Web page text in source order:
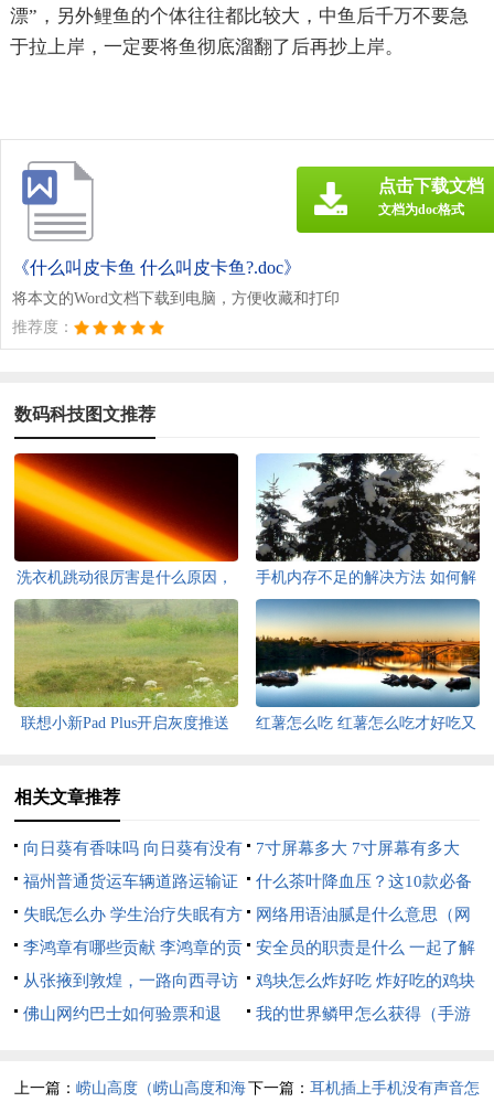
漂”，另外鲤鱼的个体往往都比较大，中鱼后千万不要急
于拉上岸，一定要将鱼彻底溜翻了后再抄上岸。
《什么叫皮卡鱼 什么叫皮卡鱼?.doc》
将本文的Word文档下载到电脑，方便收藏和打印
推荐度：
点击下载文档
文档为doc格式
数码科技图文推荐
洗衣机跳动很厉害是什么原因，
洗衣机跳动很厉害是什么原因呢
手机内存不足的解决方法 如何解
决手机内存不足
联想小新Pad Plus开启灰度推送
红薯怎么吃 红薯怎么吃才好吃又
相关文章推荐
向日葵有香味吗 向日葵有没有
香味呢
7寸屏幕多大 7寸屏幕有多大
福州普通货运车辆道路运输证
年审指南
什么茶叶降血压？这10款必备
什么茶叶降血压?这10款必备药
材
失眠怎么办 学生治疗失眠有方
法
网络用语油腻是什么意思（网
络用语油腻腻的意思）
李鸿章有哪些贡献 李鸿章的贡
献有什么
安全员的职责是什么 一起了解
一下
从张掖到敦煌，一路向西寻访
丝路古踪
鸡块怎么炸好吃 炸好吃的鸡块
的做法
佛山网约巴士如何验票和退
我的世界鳞甲怎么获得（手游
上一篇：崂山高度（崂山高度和海下一篇： 耳机插上手机没有声音怎